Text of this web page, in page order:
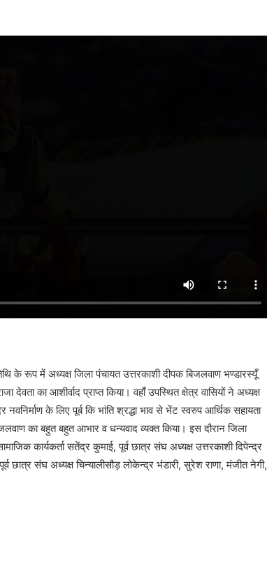
के रूप में अध्यक्ष जिला पंचायत उत्तरकाशी दीपक बिजलवाण भण्डारस्यूँ
का आशीर्वाद प्राप्त किया। वहाँ उपस्थित क्षेत्र वासियों ने अध्यक्ष
के लिए पूर्ब कि भांति श्रद्धा भाव से भेंट स्वरुप आर्थिक सहायता
का बहुत बहुत आभार व धन्यवाद व्यक्त किया। इस दौरान जिला
कार्यकर्ता सतेंद्र कुमाई, पूर्व छात्र संघ अध्यक्ष उत्तरकाशी दिपेन्द्र
छात्र संघ अध्यक्ष चिन्यालीसौड़ लोकेन्द्र भंडारी, सुरेश राणा, मंजीत नेगी,